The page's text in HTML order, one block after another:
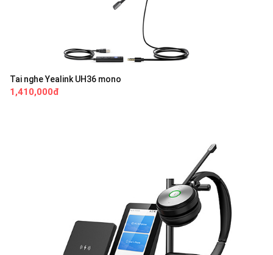
Tai nghe Yealink UH36 mono
1,410,000đ